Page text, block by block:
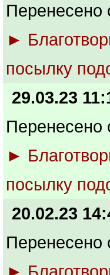
Перенесено
►
посылку
29.03.23
Перенесено
►
посылку
20.02.23
Перенесено